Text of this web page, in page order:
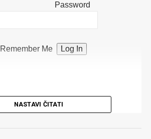
Password
Remember Me
NASTAVI ČITATI